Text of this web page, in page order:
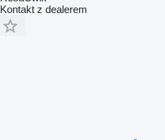
Kontakt z dealerem